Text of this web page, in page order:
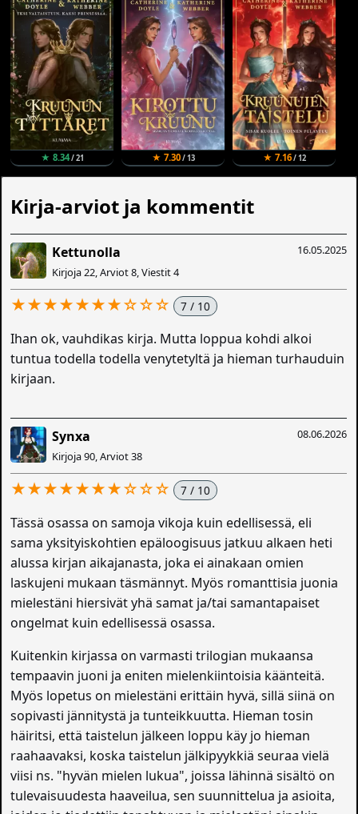
★ 8.34/ 21 ★ 7.30/ 13 ★ 7.16/ 12
Kirja-arviot ja kommentit
16.05.2025
Kettunolla
Kirjoja 22, Arviot 8, Viestit 4
★★★★★★★☆☆☆ 7 / 10
Ihan ok, vauhdikas kirja. Mutta loppua kohdi alkoi
tuntua todella todella venytetyltä ja hieman turhauduin
kirjaan.
08.06.2026
Synxa
Kirjoja 90, Arviot 38
★★★★★★★☆☆☆ 7 / 10
Tässä osassa on samoja vikoja kuin edellisessä, eli
sama yksityiskohtien epäloogisuus jatkuu alkaen heti
alussa kirjan aikajanasta, joka ei ainakaan omien
laskujeni mukaan täsmännyt. Myös romanttisia juonia
mielestäni hiersivät yhä samat ja/tai samantapaiset
ongelmat kuin edellisessä osassa.
Kuitenkin kirjassa on varmasti trilogian mukaansa
tempaavin juoni ja eniten mielenkiintoisia käänteitä.
Myös lopetus on mielestäni erittäin hyvä, sillä siinä on
sopivasti jännitystä ja tunteikkuutta. Hieman tosin
häiritsi, että taistelun jälkeen loppu käy jo hieman
raahaavaksi, koska taistelun jälkipyykkiä seuraa vielä
viisi ns. "hyvän mielen lukua", joissa lähinnä sisältö on
tulevaisuudesta haaveilua, sen suunnittelua ja asioita,